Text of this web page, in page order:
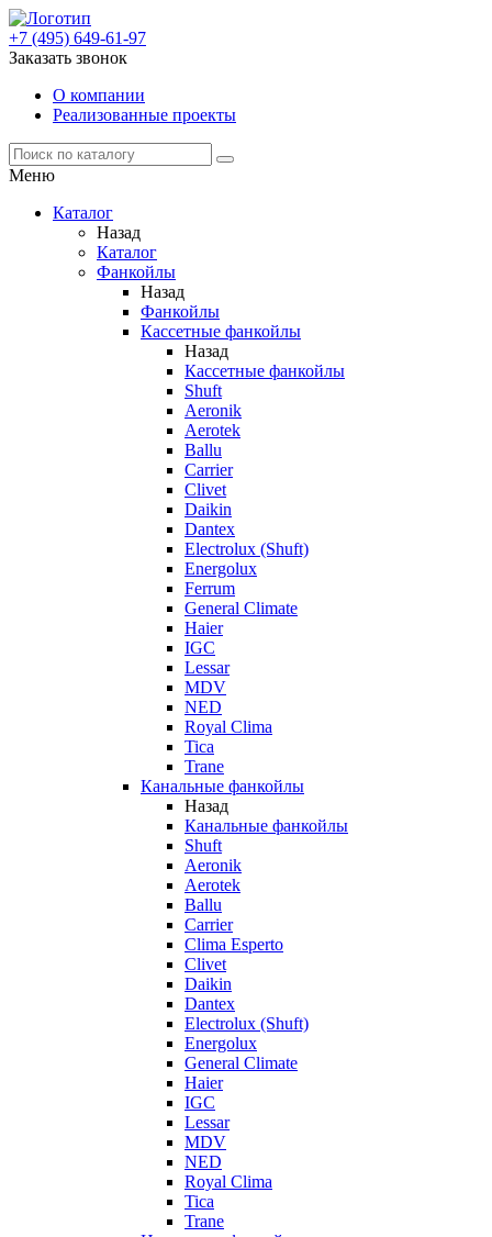
+7 (495) 649-61-97
Заказать звонок
О компании
Реализованные проекты
Меню
Каталог
Назад
Каталог
Фанкойлы
Назад
Фанкойлы
Кассетные фанкойлы
Назад
Кассетные фанкойлы
Shuft
Aeronik
Aerotek
Ballu
Carrier
Clivet
Daikin
Dantex
Electrolux (Shuft)
Energolux
Ferrum
General Climate
Haier
IGC
Lessar
MDV
NED
Royal Clima
Tica
Trane
Канальные фанкойлы
Назад
Канальные фанкойлы
Shuft
Aeronik
Aerotek
Ballu
Carrier
Clima Esperto
Clivet
Daikin
Dantex
Electrolux (Shuft)
Energolux
General Climate
Haier
IGC
Lessar
MDV
NED
Royal Clima
Tica
Trane